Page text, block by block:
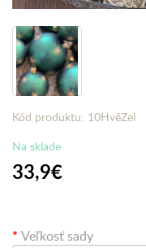
Kód produktu: 10HvěZel
Na sklade
33,9€
Veľkosť sady